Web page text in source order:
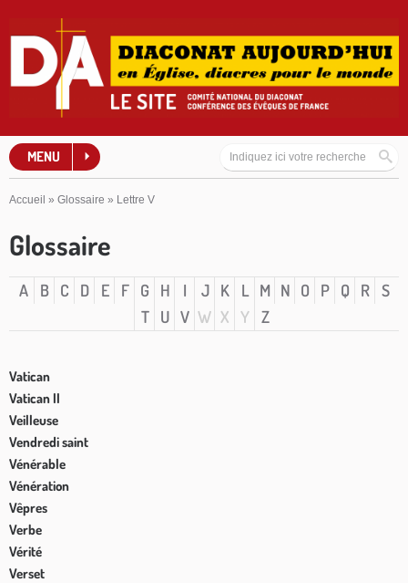
MENU
Accueil » Glossaire » Lettre V
Glossaire
A B C D E F G H I J K L M N O P Q R S
T
U V W X Y Z
Vatican
Vatican II
Veilleuse
Vendredi saint
Vénérable
Vénération
Vêpres
Verbe
Vérité
Verset